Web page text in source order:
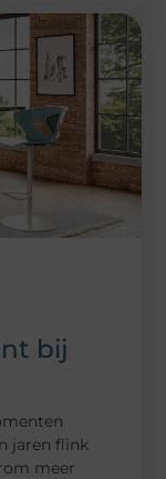
bij
jaren flink
meer